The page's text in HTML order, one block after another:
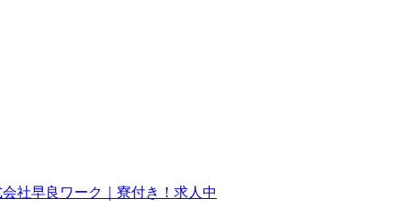
社早良ワーク｜寮付き！求人中